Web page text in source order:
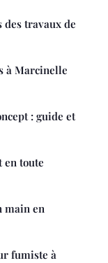
travaux de
à Marcinelle
: guide et
toute
main en
fumiste à